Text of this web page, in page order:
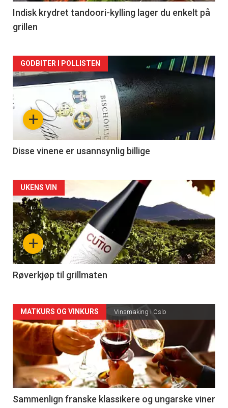
2
Indisk krydret tandoori-kylling lager du enkelt på
grillen
Forsiden
akkurat
nå
3
+
GODBITER I POLLISTEN
Disse vinene er usannsynlig billige
Forsiden
akkurat
nå
-
4
+
UKENS VIN
Røverkjøp til grillmaten
Forsiden
akkurat
nå
-
5
MATKURS OG VINKURS Vinsmaking i Oslo
Sammenlign franske klassikere og ungarske viner